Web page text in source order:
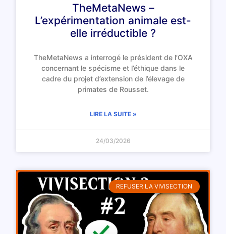
TheMetaNews –
L’expérimentation animale est-
elle irréductible ?
TheMetaNews a interrogé le président de l’OXA
concernant le spécisme et l’éthique dans le
cadre du projet d’extension de l’élevage de
primates de Rousset.
LIRE LA SUITE »
24/03/2026
REFUSER LA VIVISECTION